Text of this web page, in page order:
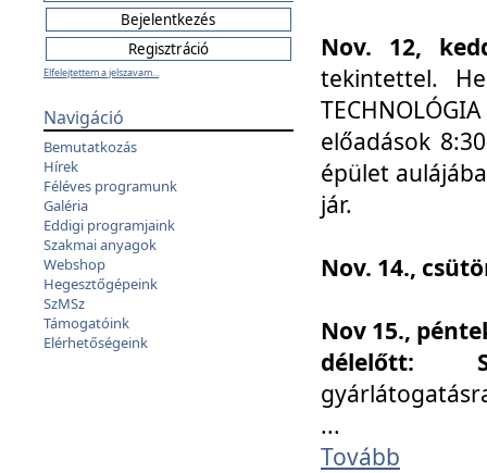
Elfelejtettem a jelszavam...
Navigáció
Bemutatkozás
Hírek
Féléves programunk
Galéria
Eddigi programjaink
Szakmai anyagok
Webshop
Hegesztőgépeink
SzMSz
Támogatóink
Elérhetőségeink
Nov. 12,
tekintettel.
előadások
épület
jár.
Nov. 14.,
Nov 15.,
délelőtt:
...
Tovább